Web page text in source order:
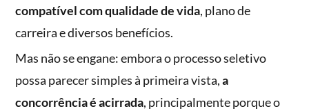
compatível com qualidade de vida, plano de
carreira e diversos benefícios.
Mas não se engane: embora o processo seletivo
possa parecer simples à primeira vista,a
concorrência é acirrada, principalmente porque o